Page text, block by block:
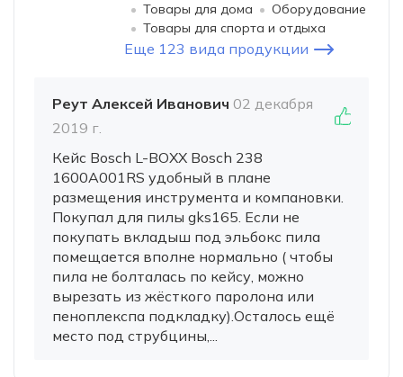
Товары для дома
Оборудование
Товары для спорта и отдыха
Еще 123 вида продукции
Реут Алексей Иванович 02 декабря
2019 г.
Кейс Bosch L-BOXX Bosch 238
1600A001RS удобный в плане
размещения инструмента и компановки.
Покупал для пилы gks165. Если не
покупать вкладыш под эльбокс пила
помещается вполне нормально ( чтобы
пила не болталась по кейсу, можно
вырезать из жёсткого паролона или
пеноплекспа подкладку).Осталось ещё
место под струбцины,...